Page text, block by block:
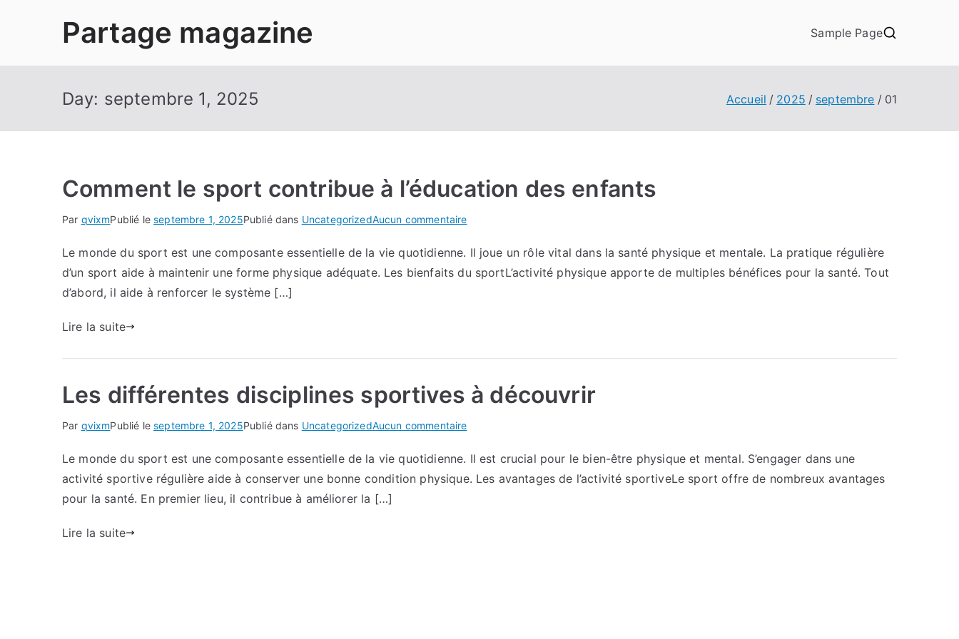
Partage magazine Sample Page
Day: septembre 1, 2025 Accueil 2025 septembre 01
Comment le sport contribue à l’éducation des enfants
Par qvixmPublié leseptembre 1, 2025Publié dans UncategorizedAucun commentairesur
le
sport
enfants
Le monde du sport est une composante essentielle de la vie quotidienne. Il joue un rôle vital dans la santé physique et mentale. La pratique régulière
d’un sport aide à maintenir une forme physique adéquate. Les bienfaits du sportL’activité physique apporte de multiples bénéfices pour la santé. Tout
d’abord, il aide à renforcer le système […]
Lire la suite
Les différentes disciplines sportives à découvrir
Par qvixmPublié leseptembre 1, 2025Publié dans UncategorizedAucun commentairesur
différentes
disciplines
Le monde du sport est une composante essentielle de la vie quotidienne. Il est crucial pour le bien-être physique et mental. S’engager dans une
activité sportive régulière aide à conserver une bonne condition physique. Les avantages de l’activité sportiveLe sport offre de nombreux avantages
pour la santé. En premier lieu, il contribue à améliorer la […]
Lire la suite